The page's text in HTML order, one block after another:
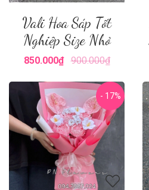
Vali Hoa Sáp Tốt
Nghiệp Size Nhỏ
850.000₫ 900.000₫
- 17%